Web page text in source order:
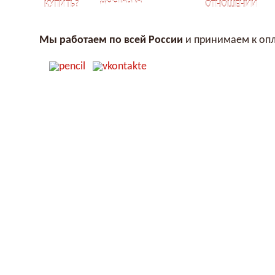
КУПИТЬ?
ОТНОШЕНИЙ
Мы работаем по всей России и принимаем к